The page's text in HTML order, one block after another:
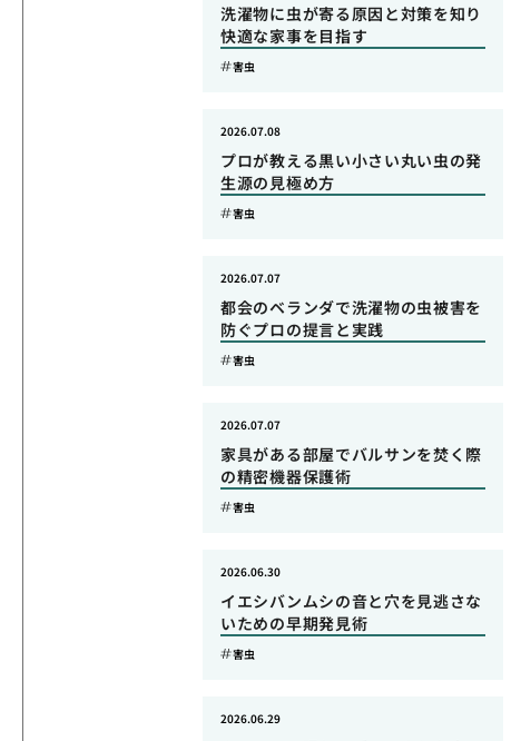
洗濯物に虫が寄る原因と対策を知り
快適な家事を目指す
害虫
プロが教える黒い小さい丸い虫の発
生源の見極め方
2026.07.08
害虫
都会のベランダで洗濯物の虫被害を
防ぐプロの提言と実践
2026.07.07
害虫
家具がある部屋でバルサンを焚く際
の精密機器保護術
2026.07.07
害虫
イエシバンムシの音と穴を見逃さな
いための早期発見術
2026.06.30
害虫
2026.06.29